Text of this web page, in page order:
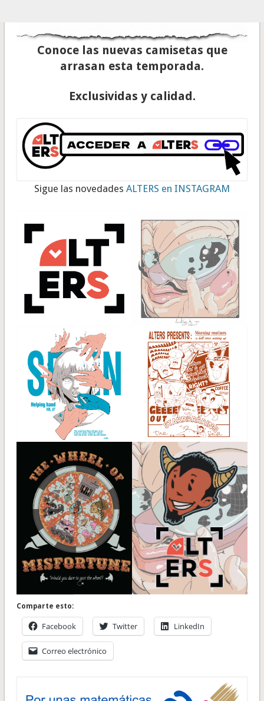
Conoce las nuevas camisetas que
arrasan esta temporada.
Exclusividas y calidad.
Sigue las novedades ALTERS en INSTAGRAM
Comparte esto:
Facebook Twitter LinkedIn
Correo electrónico